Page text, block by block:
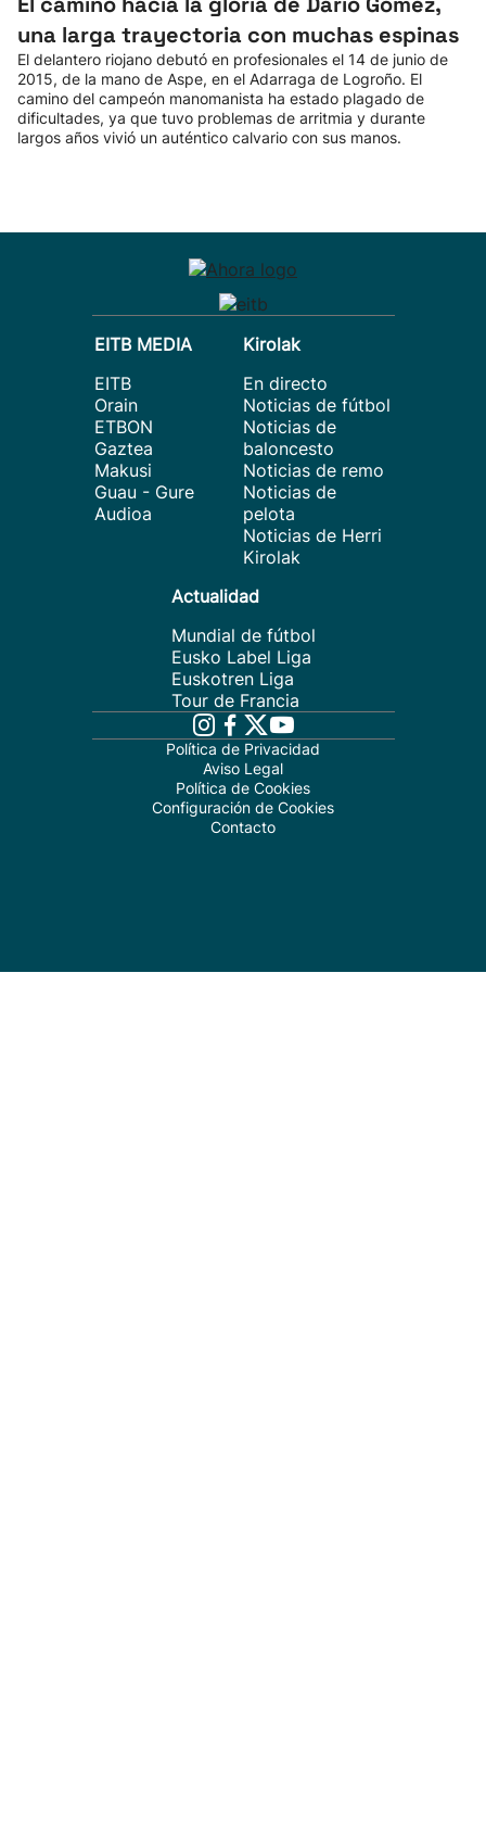
una larga trayectoria con muchas espinas
El delantero riojano debutó en profesionales el 14 de junio de
2015, de la mano de Aspe, en el Adarraga de Logroño. El
camino del campeón manomanista ha estado plagado de
dificultades, ya que tuvo problemas de arritmia y durante
largos años vivió un auténtico calvario con sus manos.
EITB MEDIA
EITB
Orain
ETBON
Gaztea
Makusi
Guau - Gure
Audioa
Kirolak
En directo
Noticias de fútbol
Noticias de
baloncesto
Noticias de remo
Noticias de
pelota
Noticias de Herri
Kirolak
Actualidad
Mundial de fútbol
Eusko Label Liga
Euskotren Liga
Tour de Francia
Política de Privacidad
Aviso Legal
Política de Cookies
Configuración de Cookies
Contacto